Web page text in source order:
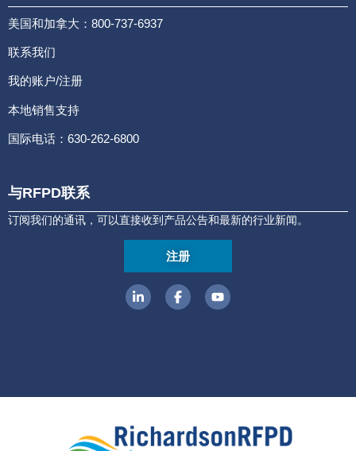
美国和加拿大：800-737-6937
联系我们
我的账户/注册
本地销售支持
国际电话：630-262-6800
与RFPD联系
订阅我们的通讯，可以直接收到产品公告和最新的行业新闻。
注册